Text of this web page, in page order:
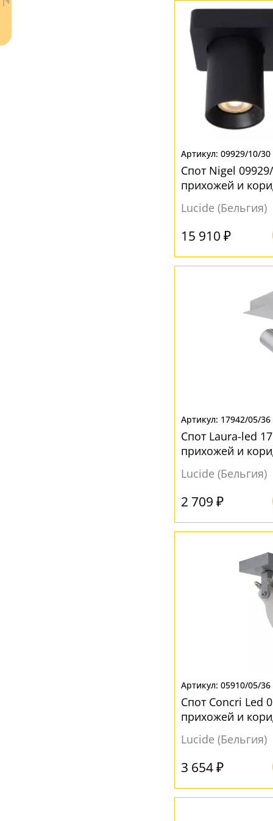
- бесплатно по России 09929/10/30
Спот Nigel
прихожей и
Lucide (Бельгия)
15 910 ₽
17942/05/36
Спот Laura-led
прихожей и
Lucide (Бельгия)
2 709 ₽
05910/05/36
Спот Concri Led
прихожей и
Lucide (Бельгия)
3 654 ₽